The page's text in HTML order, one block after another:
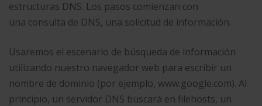
estructuras DNS. Los pasos comienzan con
una consulta de DNS, una solicitud de información.
Usaremos el escenario de búsqueda de información
utilizando nuestro navegador web para escribir un
nombre de dominio (por ejemplo, www.google.com). Al
principio, un servidor DNS buscará en filehosts, un